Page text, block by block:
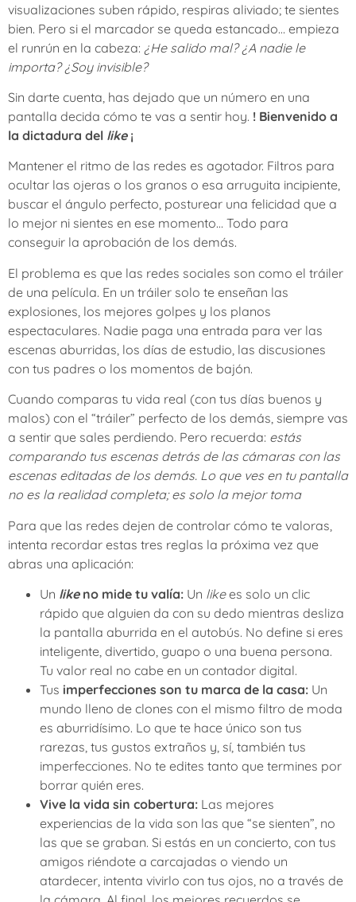
visualizaciones suben rápido, respiras aliviado; te sientes
bien. Pero si el marcador se queda estancado… empieza
el runrún en la cabeza: ¿He salido mal? ¿A nadie le
importa? ¿Soy invisible?
Sin darte cuenta, has dejado que un número en una
pantalla decida cómo te vas a sentir hoy. ! Bienvenido a
la dictadura del like ¡
Mantener el ritmo de las redes es agotador. Filtros para
ocultar las ojeras o los granos o esa arruguita incipiente,
buscar el ángulo perfecto, posturear una felicidad que a
lo mejor ni sientes en ese momento… Todo para
conseguir la aprobación de los demás.
El problema es que las redes sociales son como el tráiler
de una película. En un tráiler solo te enseñan las
explosiones, los mejores golpes y los planos
espectaculares. Nadie paga una entrada para ver las
escenas aburridas, los días de estudio, las discusiones
con tus padres o los momentos de bajón.
Cuando comparas tu vida real (con tus días buenos y
malos) con el “tráiler” perfecto de los demás, siempre vas
a sentir que sales perdiendo. Pero recuerda: estás
comparando tus escenas detrás de las cámaras con las
escenas editadas de los demás. Lo que ves en tu pantalla
no es la realidad completa; es solo la mejor toma
Para que las redes dejen de controlar cómo te valoras,
intenta recordar estas tres reglas la próxima vez que
abras una aplicación:
Un likeno mide tu valía: Un likees solo un clic
rápido que alguien da con su dedo mientras desliza
la pantalla aburrida en el autobús. No define si eres
inteligente, divertido, guapo o una buena persona.
Tu valor real no cabe en un contador digital.
Tus imperfecciones son tu marca de la casa: Un
mundo lleno de clones con el mismo filtro de moda
es aburridísimo. Lo que te hace único son tus
rarezas, tus gustos extraños y, sí, también tus
imperfecciones. No te edites tanto que termines por
borrar quién eres.
Vive la vida sin cobertura: Las mejores
experiencias de la vida son las que “se sienten”, no
las que se graban. Si estás en un concierto, con tus
amigos riéndote a carcajadas o viendo un
atardecer, intenta vivirlo con tus ojos, no a través de